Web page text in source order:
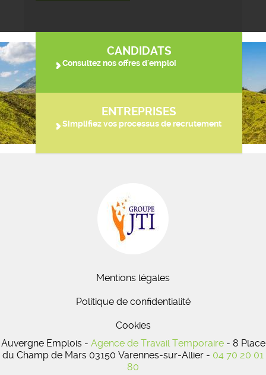
CANDIDATS
Consultez nos offres d'emploi
ENTREPRISES
Simplifiez vos processus de recrutement
Mentions légales
Politique de confidentialité
Cookies
Auvergne Emplois - Agence de Travail Temporaire- 8 Place
du Champ de Mars 03150 Varennes-sur-Allier - 04 70 20 01
80